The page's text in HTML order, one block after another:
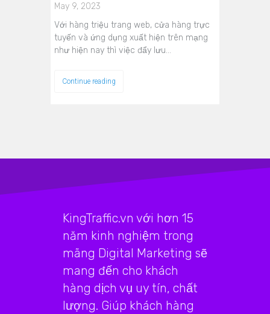
May 9, 2023
Với hàng triệu trang web, cửa hàng trực
tuyến và ứng dụng xuất hiện trên mạng
như hiện nay thì việc đẩy lưu…
Continue reading
KingTraffic.vn với hơn 15
năm kinh nghiệm trong
mãng Digital Marketing sẽ
mang đến cho khách
hàng dịch vụ uy tín, chất
lượng. Giúp khách hàng